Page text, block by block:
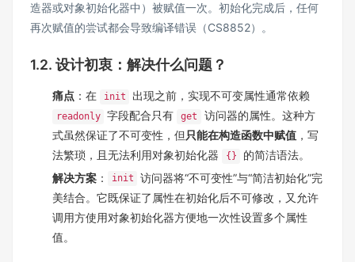
造器或对象初始化器中）被赋值一次。初始化完成后，任何
再次赋值的尝试都会导致编译错误（CS8852）。
1.2. 设计初衷：解决什么问题？
痛点 ：在 init 出现之前，实现不可变属性通常依赖
readonly 字段配合只有 get
访问器的属性。这种方
式虽然保证了不可变性，但只能在构造函数中赋值 ，写
法繁琐，且无法利用对象初始化器
{}
的简洁语法。
解决方案 ： init
访问器将“不可变性”与“简洁初始化”完
美结合。它既保证了属性在初始化后不可修改，又允许
调用方使用对象初始化器方便地一次性设置多个属性
值。